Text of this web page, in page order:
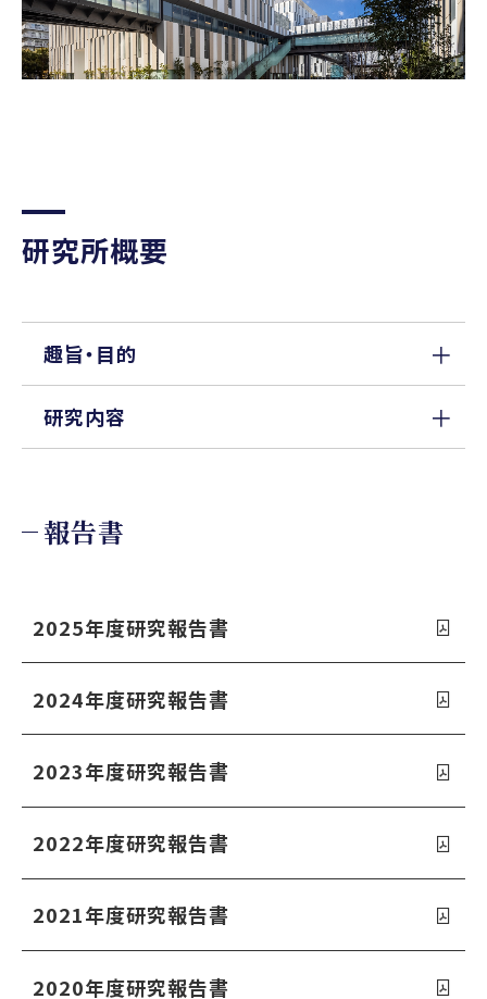
研究所概要
趣旨・目的
研究内容
報告書
2025年度研究報告書
2024年度研究報告書
2023年度研究報告書
2022年度研究報告書
2021年度研究報告書
2020年度研究報告書